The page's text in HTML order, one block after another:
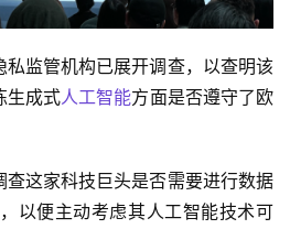
私监管机构已展开调查，以查明该
生成式人工智能方面是否遵守了欧
查这家科技巨头是否需要进行数据
以便主动考虑其人工智能技术可